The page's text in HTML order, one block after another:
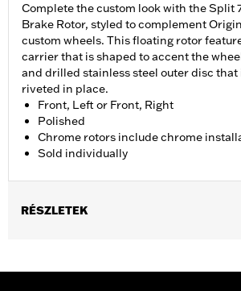
Complete the custom look with the Split
Brake Rotor, styled to complement
custom wheels. This floating rotor
carrier that is shaped to accent the
and drilled stainless steel outer disc that
riveted in place.
Front, Left or Front, Right
Polished
Chrome rotors include chrome
Sold individually
RÉSZLETEK